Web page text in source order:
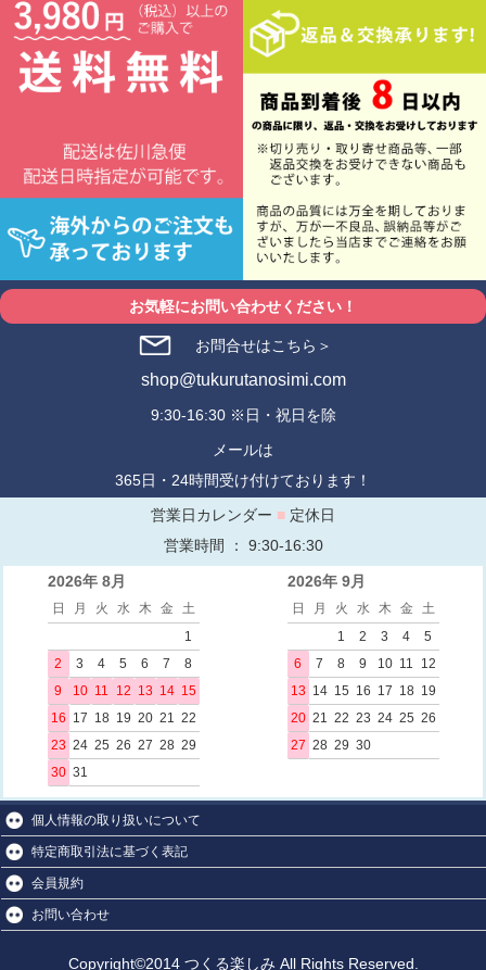
お気軽にお問い合わせください！
お問合せはこちら＞
shop@tukurutanosimi.com
9:30-16:30 ※日・祝日を除
メールは
365日・24時間受け付けております！
営業日カレンダー ■ 定休日
営業時間 ： 9:30-16:30
2026年 8月
日 月 火 水 木 金
土
1
2
3 4 5 6 7
8
9
10 11 12 13 14 15
16 17 18 19 20 21 22
23 24 25 26 27 28 29
30 31
2026年 9月
日 月 火 水 木 金
土
1
2 3 4
5
6
7 8 9 10 11
12
13 14 15 16 17 18 19
20 21 22 23 24 25 26
27 28 29 30
個人情報の取り扱いについて
特定商取引法に基づく表記
会員規約
お問い合わせ
Copyright©2014 つくる楽しみ All Rights Reserved.